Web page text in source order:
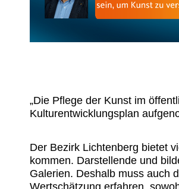
Die Pflege der Kunst im
Kulturentwicklungsplan
Der Bezirk Lichtenberg bietet
kommen. Darstellende und
Galerien. Deshalb muss auch
Wertschätzung erfahren,